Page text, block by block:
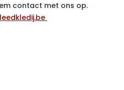
contact met ons op.